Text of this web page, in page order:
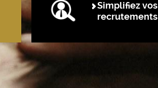
Simplifiez vos
recrutements